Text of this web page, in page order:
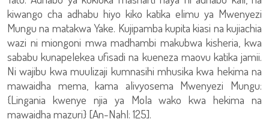
kiwango cha adhabu hiyo kiko katika elimu ya Mwenyezi
Mungu na matakwa Yake. Kujipamba kupita kiasi na kujiachia
wazi ni miongoni mwa madhambi makubwa kisheria, kwa
sababu kunapelekea ufisadi na kueneza maovu katika jamii.
Ni wajibu kwa muulizaji kumnasihi mhusika kwa hekima na
mawaidha mema, kama alivyosema Mwenyezi Mungu:
{Lingania kwenye njia ya Mola wako kwa hekima na
mawaidha mazuri} [An-Nahl: 125].